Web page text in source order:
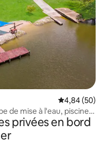
Évaluation
4,84 (50)
de mise à l'eau, piscine
privées en bord